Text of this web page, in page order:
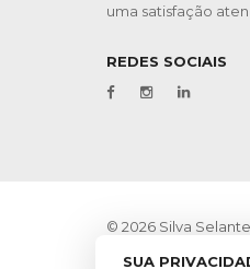
uma satisfação
REDES SOCIAIS
© 2026 Silva
Esta loja virtual
SUA